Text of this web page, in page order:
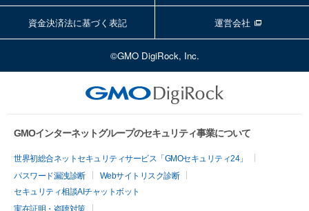
資金決済法に基づく表記 運営会社
©GMO DigiRock, Inc.
GMOインターネットグループのセキュリティ事業について
世界初総合ネットセキュリティサービス「GMOセキュリティ24」
パスワード漏洩診断
Webサイトリスク診断
セキュリティ相談AIチャットボット
実在証明・盗聴対策